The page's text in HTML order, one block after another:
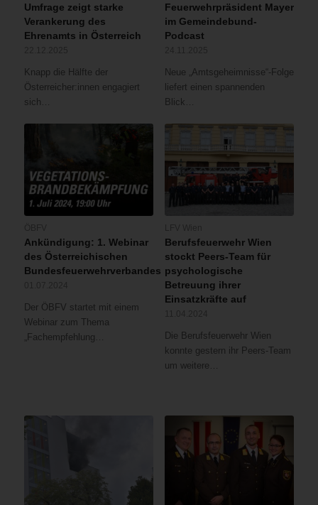
Umfrage zeigt starke
Verankerung des
Ehrenamts in Österreich
Knapp die Hälfte der
Österreicher:innen engagiert
sich…
Feuerwehrpräsident Mayer
im Gemeindebund-
Podcast
Neue „Amtsgeheimnisse“-Folge
liefert einen spannenden
Blick…
Ankündigung: 1. Webinar
des Österreichischen
Bundesfeuerwehrverbandes
Der ÖBFV startet mit einem
Webinar zum Thema
„Fachempfehlung…
Berufsfeuerwehr Wien
stockt Peers-Team für
psychologische
Betreuung ihrer
Einsatzkräfte auf
Die Berufsfeuerwehr Wien
konnte gestern ihr Peers-Team
um weitere…